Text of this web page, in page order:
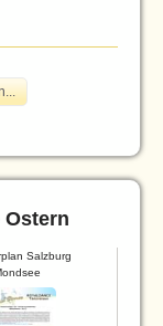
Ostern
Salzburg